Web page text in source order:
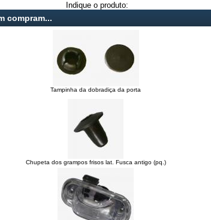
Indique o produto:
compram...
Tampinha da dobradiça da porta
Chupeta dos grampos frisos lat. Fusca antigo (pq.)